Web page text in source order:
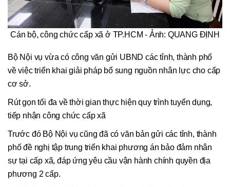
Cán bộ, công chức cấp xã ở TP.HCM - Ảnh: QUANG ĐỊNH
Bộ Nội vụ vừa có công văn gửi UBND các tỉnh, thành phố
về việc triển khai giải pháp bổ sung nguồn nhân lực cho cấp
cơ sở.
Rút gọn tối đa về thời gian thực hiện quy trình tuyển dụng,
tiếp nhận công chức cấp xã
Trước đó Bộ Nội vụ cũng đã có văn bản gửi các tỉnh, thành
phố đề nghị tập trung triển khai phương án bảo đảm nhân
sự tại cấp xã, đáp ứng yêu cầu vận hành chính quyền địa
phương 2 cấp.